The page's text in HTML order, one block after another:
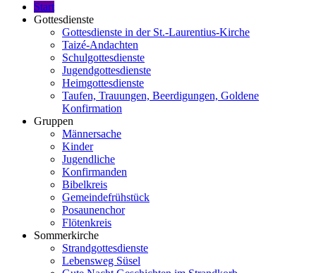
Start
Gottesdienste
Gottesdienste in der St.-Laurentius-Kirche
Taizé-Andachten
Schulgottesdienste
Jugendgottesdienste
Heimgottesdienste
Taufen, Trauungen, Beerdigungen, Goldene
Konfirmation
Gruppen
Männersache
Kinder
Jugendliche
Konfirmanden
Bibelkreis
Gemeindefrühstück
Posaunenchor
Flötenkreis
Sommerkirche
Strandgottesdienste
Lebensweg Süsel